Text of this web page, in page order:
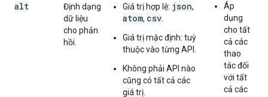
alt
Định dạng
dữ liệu
cho phản
hồi.
Giá trị hợp lệ: json,
atom, csv
Giá trị mặc định: tuỳ
thuộc vào từng API.
Không phải API nào
cũng có tất cả các
giá trị.
Áp
dụng
cho tất
cả các
thao
tác đối
với tất
cả các